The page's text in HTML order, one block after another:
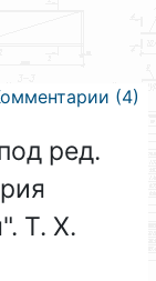
(4)
ред.
Т. X.